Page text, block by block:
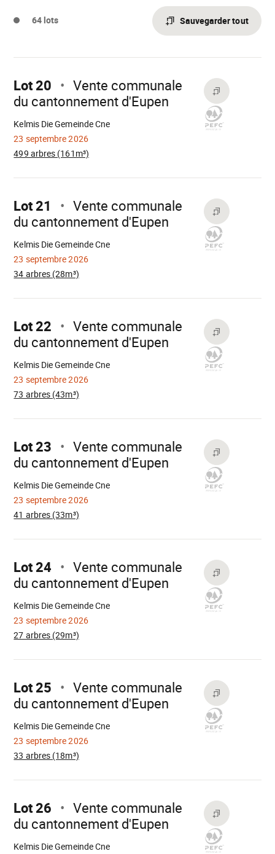
64 lots Sauvegarder tout
Aller
Lot 20
Vente communale
du cantonnement d'Eupen
23 septembre 2026
Kelmis Die Gemeinde Cne
499 arbres (161m³)
Chargement
Aller
Lot 21
Vente communale
du cantonnement d'Eupen
23 septembre 2026
Kelmis Die Gemeinde Cne
34 arbres (28m³)
Chargement
Aller
Lot 22
Vente communale
du cantonnement d'Eupen
23 septembre 2026
Kelmis Die Gemeinde Cne
73 arbres (43m³)
Chargement
Aller
Lot 23
Vente communale
du cantonnement d'Eupen
23 septembre 2026
Kelmis Die Gemeinde Cne
41 arbres (33m³)
Chargement
Aller
Lot 24
Vente communale
du cantonnement d'Eupen
23 septembre 2026
Kelmis Die Gemeinde Cne
27 arbres (29m³)
Chargement
Aller
Lot 25
Vente communale
du cantonnement d'Eupen
23 septembre 2026
Kelmis Die Gemeinde Cne
33 arbres (18m³)
Chargement
Aller
Lot 26
Vente communale
du cantonnement d'Eupen
Kelmis Die Gemeinde Cne
Chargement